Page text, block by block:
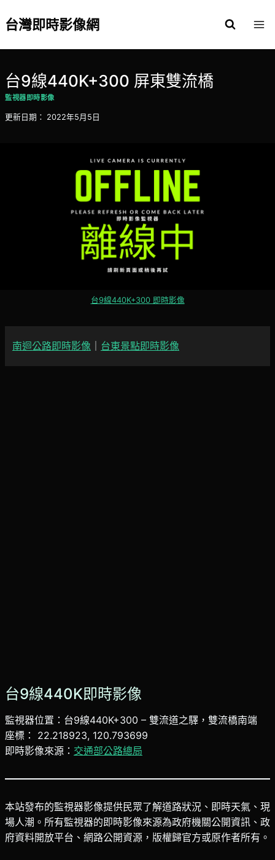
to台灣即時影像網
台9線440K+300 屏東雙流橋
監視器即時影像
更新日期： 2022年5月5日
台9線440K+300 即時影像
南迴公路即時影像 台東景點即時影像
台9線440K即時影像
監視器位置：台9線440K+300 – 雙流道之驛，雙流橋南端
座標： 22.218923, 120.793699
即時影像來源： 交通部公路總局
本站發布的監視器影像提供民眾了解道路狀況、即時天氣、現
場人潮。所有監視器的即時影像來源為政府機關公開資訊、政
府資料開放平台、網路公開資源，版權歸官方或原作者所有。